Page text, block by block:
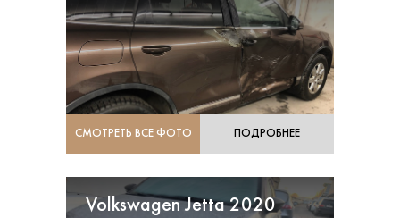
СМОТРЕТЬ ВСЕ ФОТО ПОДРОБНЕЕ
Volkswagen Jetta 2020